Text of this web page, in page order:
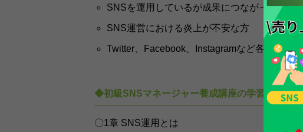
SNSを運用しているが成果につながっている
SNS運営における炎上が不安な方
Twitter、Facebook、Instagramなど各メディ
◆初級SNSマネージャー養成講座の学習内容
〇1章 SNS運用とは